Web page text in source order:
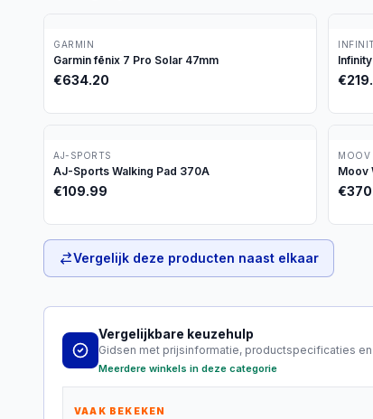
GARMIN
Garmin fēnix 7 Pro Solar 47mm
€634.20 €
AJ-SPORTS
AJ-Sports Walking Pad 370A
€109.99
MOOV
Moov
€
Vergelijk deze producten naast elkaar
Vergelijkbare keuzehulp
Gidsen met prijsinformatie, productspecificaties
Meerdere winkels in deze categorie
VAAK BEKEKEN